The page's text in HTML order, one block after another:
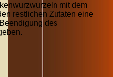
mit dem
restlichen Zutaten eine
des